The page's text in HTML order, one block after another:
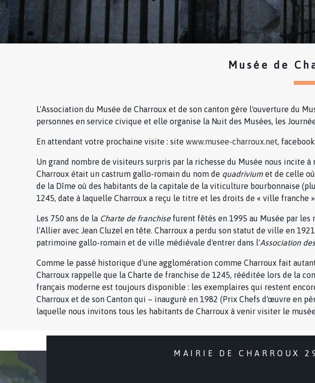
Musée de
L'Association du Musée de Charroux et de son canton gère l'ouverture du
personnes en service civique et elle organise la Nuit des Musées, les
En attendant votre prochaine visite : site www.musee-charroux.net,
Un grand nombre de visiteurs surpris par la richesse du Musée nous incite
Charroux était un castrum gallo-romain du nom de quadrivium et de celle
de la Dîme où des habitants de la capitale de la viticulture bourbonnaise
1245, date à laquelle Charroux a reçu le titre et les droits de « ville franche
Les 750 ans de la Charte de franchise furent fêtés en 1995 au Musée par les
l'Allier avec Jean Cluzel en tête. Charroux a perdu son statut de ville en
patrimoine gallo-romain et de ville médiévale d'entrer dans l'Association
Comme le passé historique d'une agglomération comme Charroux fait
Charroux rappelle que la Charte de franchise de 1245, rééditée lors de la
français moderne est toujours disponible : les exemplaires qui restent
Charroux et de son Canton qui – inauguré en 1982 (Prix Chefs d'œuvre en
laquelle nous invitons tous les habitants de Charroux à venir visiter le
MAIRIE DE CHARROUX